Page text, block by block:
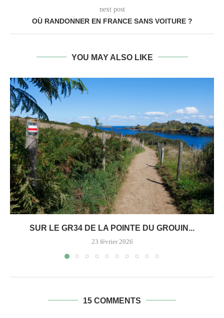
next post
OÙ RANDONNER EN FRANCE SANS VOITURE ?
YOU MAY ALSO LIKE
SUR LE GR34 DE LA POINTE DU GROUIN...
23 février 2026
15 COMMENTS